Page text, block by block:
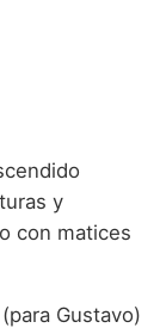
y
con matices
Gustavo)